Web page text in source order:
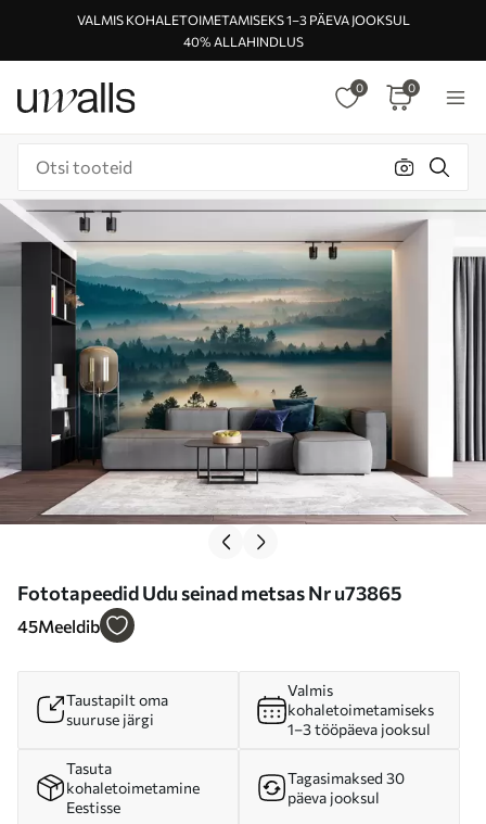
VALMIS KOHALETOIMETAMISEKS 1–3 PÄEVA JOOKSUL
40% ALLAHINDLUS
0 0
Fototapeedid Udu seinad metsas Nr u73865
45Meeldib
Taustapilt oma
suuruse järgi
Valmis
kohaletoimetamiseks
1–3 tööpäeva jooksul
Tasuta
kohaletoimetamine
Eestisse
Tagasimaksed 30
päeva jooksul